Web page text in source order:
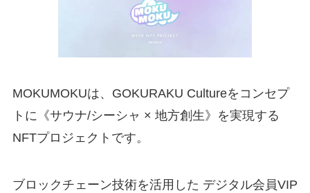
MOKUMOKUは、GOKURAKU Cultureをコンセプ
トに《サウナ/シーシャ × 地方創生》を実現する
NFTプロジェクトです。
ブロックチェーン技術を活用した デジタル会員VIP